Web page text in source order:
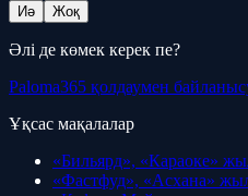
Иә Жоқ
Әлі де көмек керек пе?
Paloma365 қолдаумен
Ұқсас мақалалар
«Бильярд», «Караоке»
«Фастфуд», «Асхана»